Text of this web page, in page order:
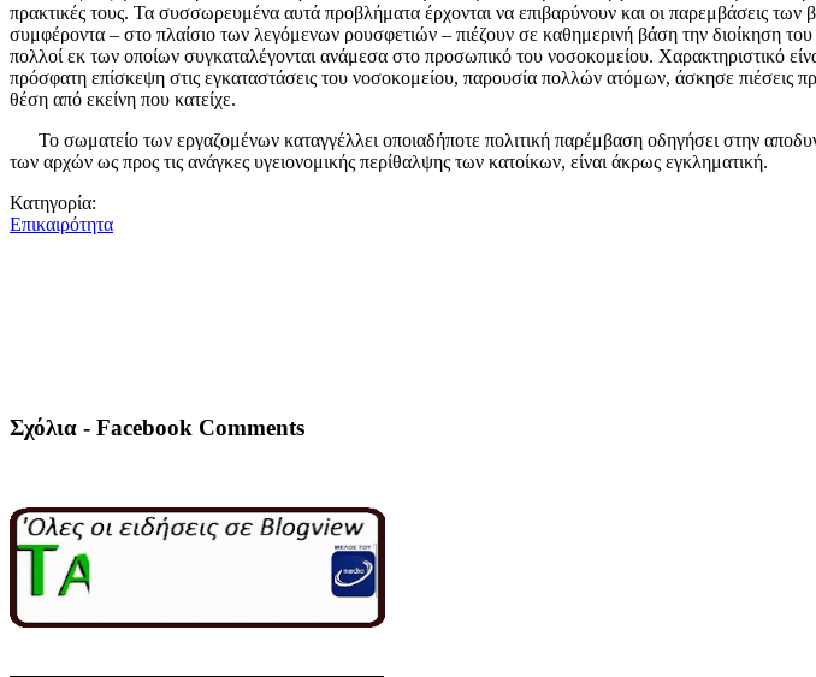
πρακτικές τους. Τα συσσωρευμένα αυτά προβλήματα έρχονται να επιβαρύνουν και οι παρεμβάσεις
συμφέροντα – στο πλαίσιο των λεγόμενων ρουσφετιών – πιέζουν σε καθημερινή βάση την διοίκηση
πολλοί εκ των οποίων συγκαταλέγονται ανάμεσα στο προσωπικό του νοσοκομείου. Χαρακτηριστικό
πρόσφατη επίσκεψη στις εγκαταστάσεις του νοσοκομείου, παρουσία πολλών ατόμων, άσκησε πιέσεις
θέση από εκείνη που κατείχε.
Το σωματείο των εργαζομένων καταγγέλλει οποιαδήποτε πολιτική παρέμβαση οδηγήσει στην
των αρχών ως προς τις ανάγκες υγειονομικής περίθαλψης των κατοίκων, είναι άκρως εγκληματική.
Κατηγορία:
Επικαιρότητα
Σχόλια - Facebook Comments